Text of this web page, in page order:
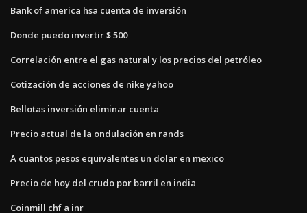
Bank of america hsa cuenta de inversión
Donde puedo invertir $ 500
Correlación entre el gas natural y los precios del petróleo
Cotización de acciones de nike yahoo
Bellotas inversión eliminar cuenta
Precio actual de la ondulación en rands
A cuantos pesos equivalentes un dolar en mexico
Precio de hoy del crudo por barril en india
Coinmill chf a inr